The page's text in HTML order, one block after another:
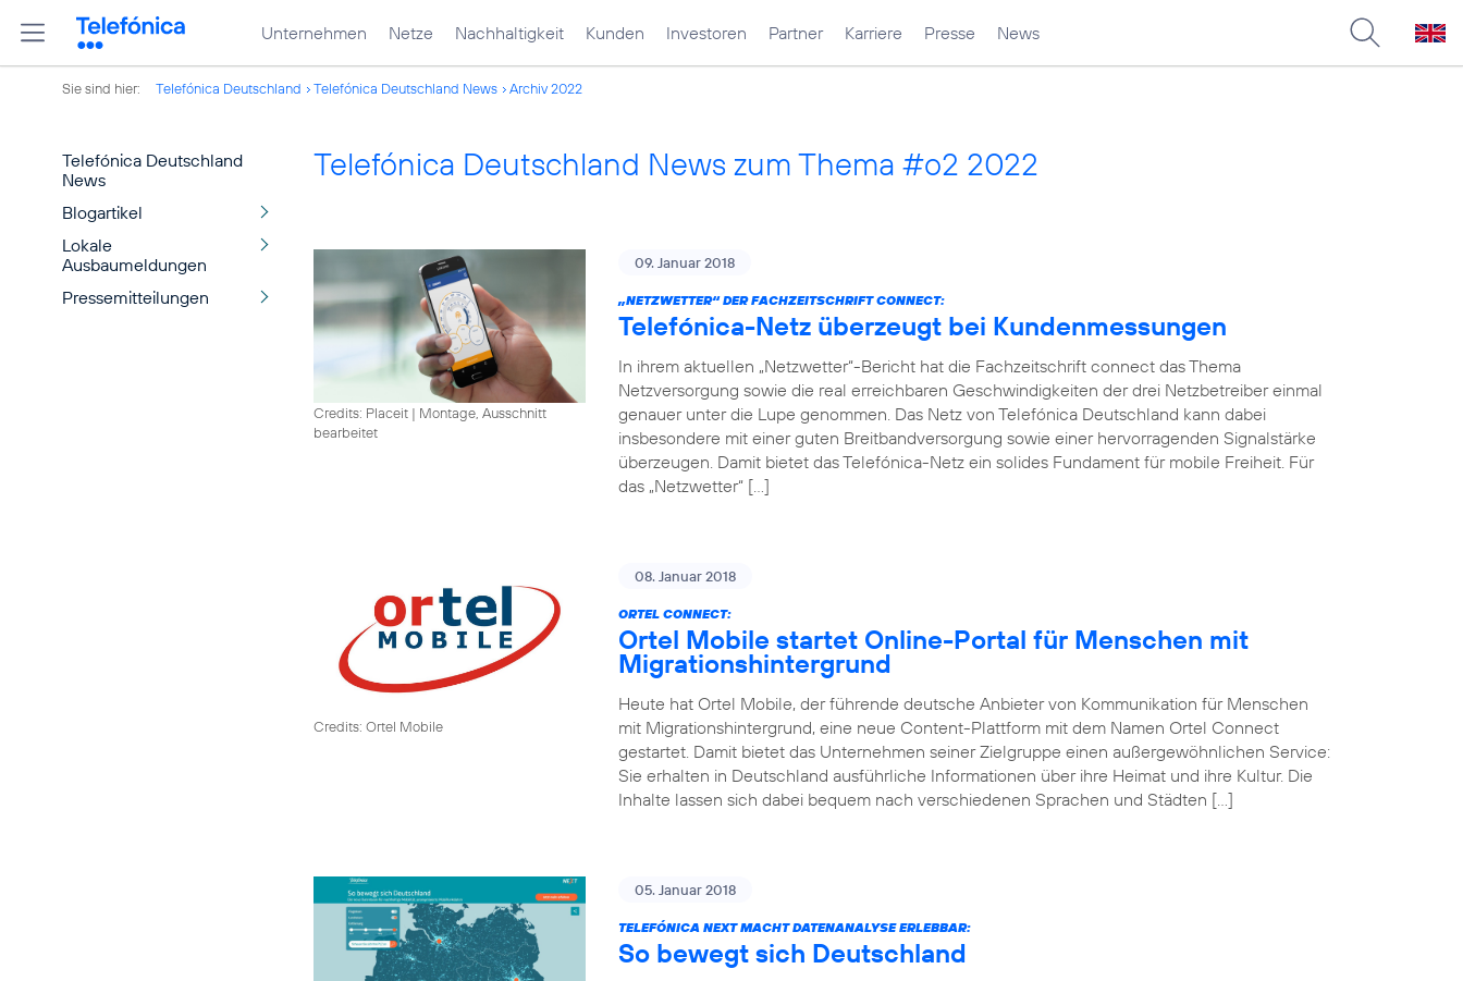
Unternehmen Netze Nachhaltigkeit Kunden Investoren Partner Karriere Presse News
Sie sind hier: Telefónica Deutschland Telefónica Deutschland News Archiv 2022
Telefónica Deutschland
News
Blogartikel
Lokale
Ausbaumeldungen
Pressemitteilungen
Telefónica Deutschland News zum Thema #o2 2022
Credits: Placeit | Montage, Ausschnitt
bearbeitet
09. Januar 2018
„NETZWETTER“ DER FACHZEITSCHRIFT CONNECT:
Telefónica-Netz überzeugt bei Kundenmessungen
In ihrem aktuellen „Netzwetter“-Bericht hat die Fachzeitschrift connect das Thema
Netzversorgung sowie die real erreichbaren Geschwindigkeiten der drei Netzbetreiber einmal
genauer unter die Lupe genommen. Das Netz von Telefónica Deutschland kann dabei
insbesondere mit einer guten Breitbandversorgung sowie einer hervorragenden Signalstärke
überzeugen. Damit bietet das Telefónica-Netz ein solides Fundament für mobile Freiheit. Für
das „Netzwetter“ […]
Credits: Ortel Mobile
08. Januar 2018
ORTEL CONNECT:
Ortel Mobile startet Online-Portal für Menschen mit
Migrationshintergrund
Heute hat Ortel Mobile, der führende deutsche Anbieter von Kommunikation für Menschen
mit Migrationshintergrund, eine neue Content-Plattform mit dem Namen Ortel Connect
gestartet. Damit bietet das Unternehmen seiner Zielgruppe einen außergewöhnlichen Service:
Sie erhalten in Deutschland ausführliche Informationen über ihre Heimat und ihre Kultur. Die
Inhalte lassen sich dabei bequem nach verschiedenen Sprachen und Städten […]
05. Januar 2018
TELEFÓNICA NEXT MACHT DATENANALYSE ERLEBBAR:
So bewegt sich Deutschland